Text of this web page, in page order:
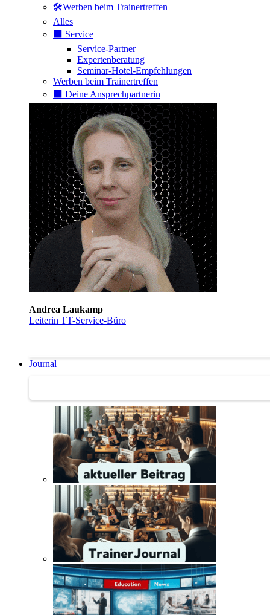
🛠️Werben beim Trainertreffen
Alles
⬛️ Service
Service-Partner
Expertenberatung
Seminar-Hotel-Empfehlungen
Werben beim Trainertreffen
⬛️ Deine Ansprechpartnerin
Andrea Laukamp
Leiterin TT-Service-Büro
Journal